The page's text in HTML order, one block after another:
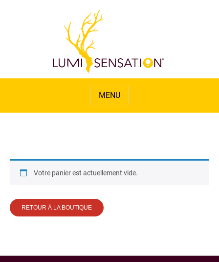
Votre panier est actuellement vide.
RETOUR À LA BOUTIQUE